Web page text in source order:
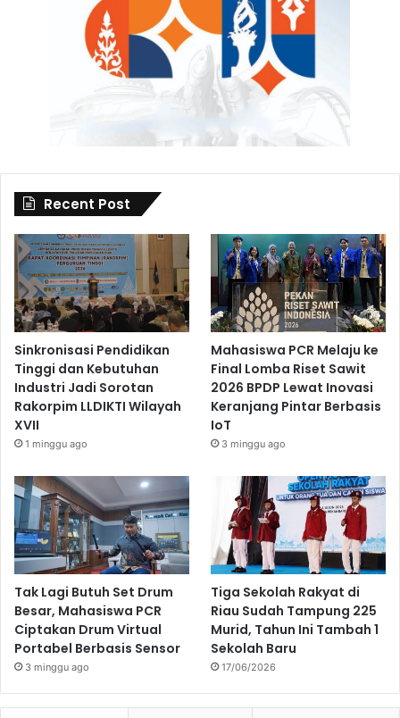
Recent Post
Sinkronisasi Pendidikan
Tinggi dan Kebutuhan
Industri Jadi Sorotan
Rakorpim LLDIKTI Wilayah
XVII
1 minggu ago
Mahasiswa PCR Melaju ke
Final Lomba Riset Sawit
2026 BPDP Lewat Inovasi
Keranjang Pintar Berbasis
IoT
3 minggu ago
Tak Lagi Butuh Set Drum
Besar, Mahasiswa PCR
Ciptakan Drum Virtual
Portabel Berbasis Sensor
3 minggu ago
Tiga Sekolah Rakyat di
Riau Sudah Tampung 225
Murid, Tahun Ini Tambah 1
Sekolah Baru
17/06/2026